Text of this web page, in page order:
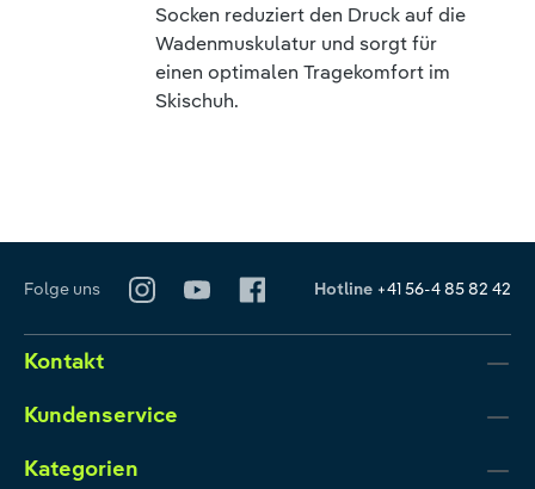
Socken reduziert den Druck auf die
Wadenmuskulatur und sorgt für
einen optimalen Tragekomfort im
Skischuh.
Folge uns Hotline +41 56-4 85 82 42
Kontakt
Kundenservice
Kategorien